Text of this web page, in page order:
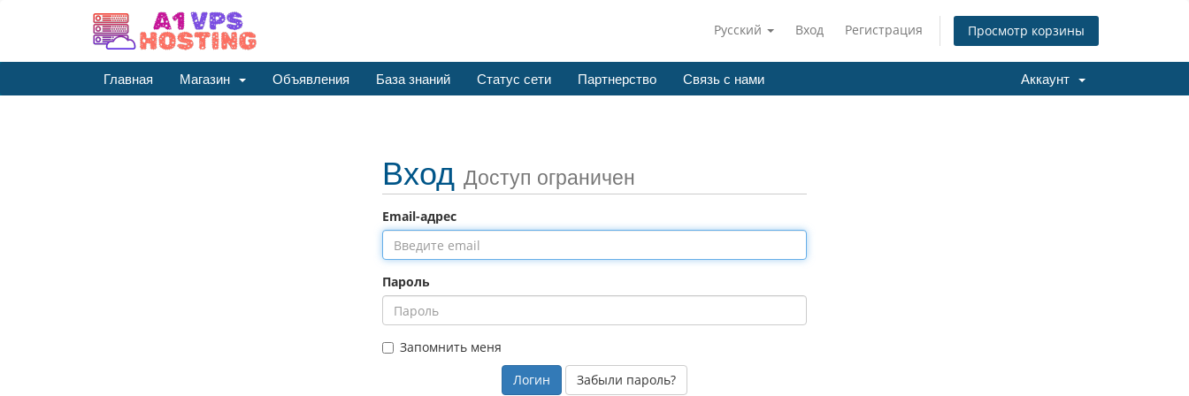
Русский Вход Регистрация Просмотр корзины
Главная Магазин Объявления База знаний Статус сети Партнерство Связь с нами Аккаунт
Вход Доступ ограничен
Email-адрес
Пароль
Запомнить меня
Забыли пароль?